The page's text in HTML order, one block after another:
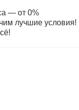
— от 0%
лучшие условия!